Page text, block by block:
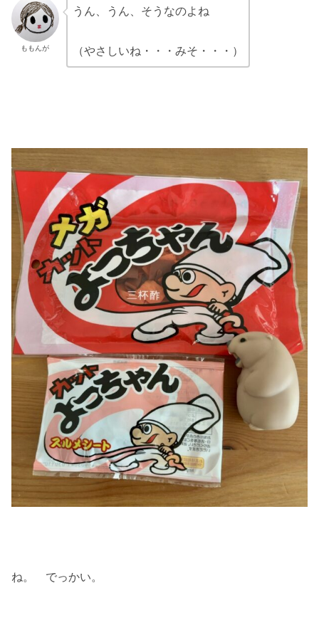
ももんが
うん、うん、そうなのよね
（やさしいね・・・みそ・・・）
ね。 でっかい。